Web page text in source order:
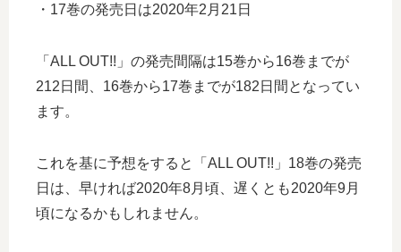
・17巻の発売日は2020年2月21日
「ALL OUT!!」の発売間隔は15巻から16巻までが
212日間、16巻から17巻までが182日間となってい
ます。
これを基に予想をすると「ALL OUT!!」18巻の発売
日は、早ければ2020年8月頃、遅くとも2020年9月
頃になるかもしれません。